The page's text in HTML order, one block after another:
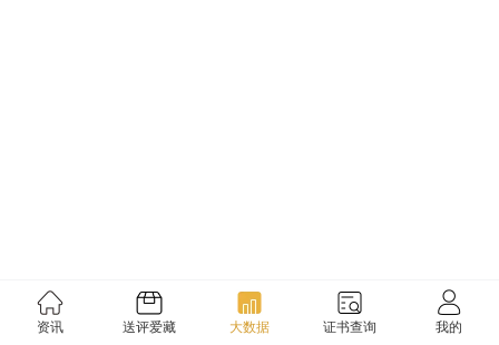
资讯 送评爱藏 大数据 证书查询 我的